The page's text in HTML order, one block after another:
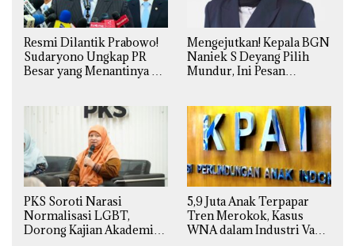
Resmi Dilantik Prabowo!
Sudaryono Ungkap PR
Besar yang Menantinya di
Mengejutkan! Kepala BGN
Naniek S Deyang Pilih
Mundur, Ini Pesan
PKS Soroti Narasi
Normalisasi LGBT,
Dorong Kajian Akademik
5,9 Juta Anak Terpapar
Tren Merokok, Kasus
WNA dalam Industri Vape